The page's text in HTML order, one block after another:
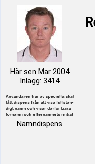
Här sen Mar 2004
Inlägg: 3414
Namndispens